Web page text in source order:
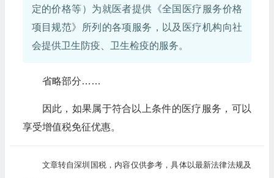
定的价格等）为就医者提供《全国医疗服务价格
项目规范》所列的各项服务，以及医疗机构向社
会提供卫生防疫、卫生检疫的服务。
省略部分……
因此，如果属于符合以上条件的医疗服务，可以
享受增值税免征优惠。
文章转自深圳国税，内容仅供参考，具体以最新法律法规及